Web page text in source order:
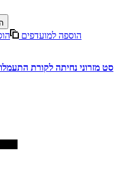
הוספה למועדפים
סט מזרוני נחיתה לקורת